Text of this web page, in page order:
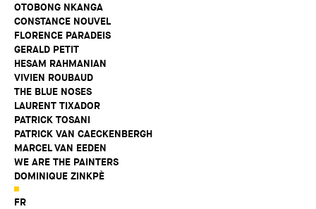
OTOBONG NKANGA
CONSTANCE NOUVEL
FLORENCE PARADEIS
GERALD PETIT
HESAM RAHMANIAN
VIVIEN ROUBAUD
THE BLUE NOSES
LAURENT TIXADOR
PATRICK TOSANI
PATRICK VAN CAECKENBERGH
MARCEL VAN EEDEN
WE ARE THE PAINTERS
DOMINIQUE ZINKPÈ
FR